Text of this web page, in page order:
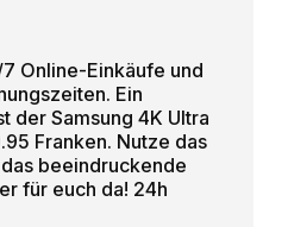
Online-Einkäufe und
Ein
der Samsung 4K Ultra
Franken. Nutze das
beeindruckende
für euch da! 24h